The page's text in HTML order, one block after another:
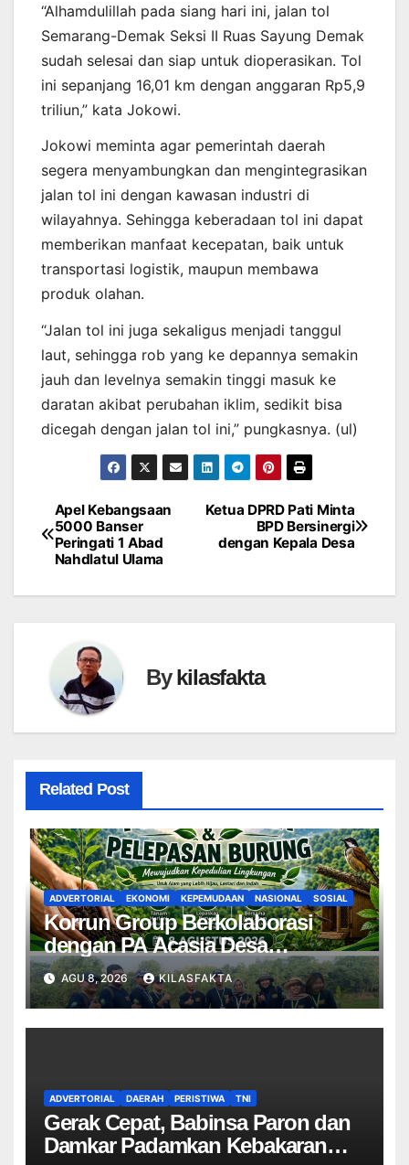
“Alhamdulillah pada siang hari ini, jalan tol
Semarang-Demak Seksi II Ruas Sayung Demak
sudah selesai dan siap untuk dioperasikan. Tol
ini sepanjang 16,01 km dengan anggaran Rp5,9
triliun,” kata Jokowi.
Jokowi meminta agar pemerintah daerah
segera menyambungkan dan mengintegrasikan
jalan tol ini dengan kawasan industri di
wilayahnya. Sehingga keberadaan tol ini dapat
memberikan manfaat kecepatan, baik untuk
transportasi logistik, maupun membawa
produk olahan.
“Jalan tol ini juga sekaligus menjadi tanggul
laut, sehingga rob yang ke depannya semakin
jauh dan levelnya semakin tinggi masuk ke
daratan akibat perubahan iklim, sedikit bisa
dicegah dengan jalan tol ini,” pungkasnya. (ul)
Navigasi
pos
Ketua DPRD Pati Minta
BPD Bersinergi
dengan Kepala Desa
Apel Kebangsaan
5000 Banser
Peringati 1 Abad
Nahdlatul Ulama
Bykilasfakta
Related Post
ADVERTORIAL EKONOMI KEPEMUDAAN NASIONAL SOSIAL
Korrun Group Berkolaborasi
dengan PA Acasia Desa
Sengonbugel Giat Penghijauan
AGU 8, 2026 KILASFAKTA
ADVERTORIAL DAERAH PERISTIWA TNI
Gerak Cepat, Babinsa Paron dan
Damkar Padamkan Kebakaran